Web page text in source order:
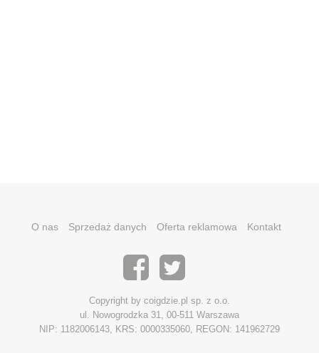
O nas Sprzedaż danych Oferta reklamowa Kontakt
Copyright by coigdzie.pl sp. z o.o.
ul. Nowogrodzka 31, 00-511 Warszawa
NIP: 1182006143, KRS: 0000335060, REGON: 141962729